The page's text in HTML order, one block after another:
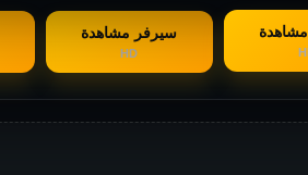
سيرفر مشاهدة
HD